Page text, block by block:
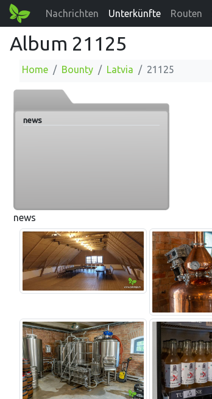
Nachrichten Unterkünfte Routen
Album 21125
Home Bounty Latvia 21125
news
news